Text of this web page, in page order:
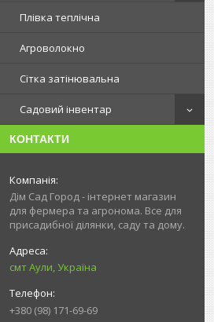
Плівка теплічна
Агроволокно
Сітка затінювальна
Садовий інвентар
КОНТАКТИ
Дім Сад Город - інтернет магазин
для фермера та агронома. Все для
присадибної ділянки, саду та дому.
смт Аули, Україна
+380 (98) 171-69-69